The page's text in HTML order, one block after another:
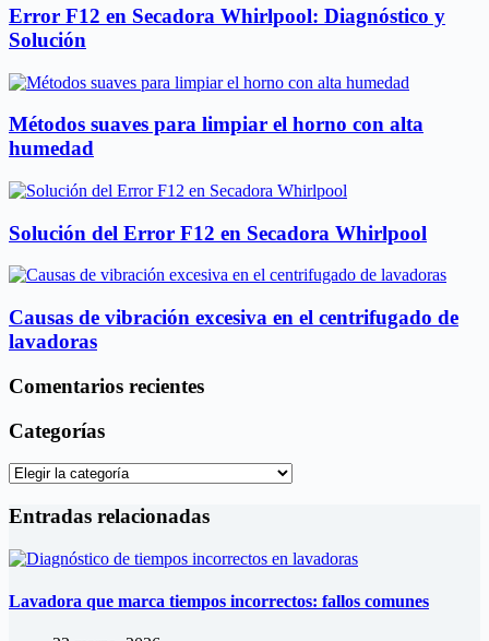
Error F12 en Secadora Whirlpool: Diagnóstico y
Solución
Métodos suaves para limpiar el horno con alta
humedad
Solución del Error F12 en Secadora Whirlpool
Causas de vibración excesiva en el centrifugado de
lavadoras
Comentarios recientes
Categorías
Categorías
Entradas relacionadas
Lavadora que marca tiempos incorrectos: fallos comunes